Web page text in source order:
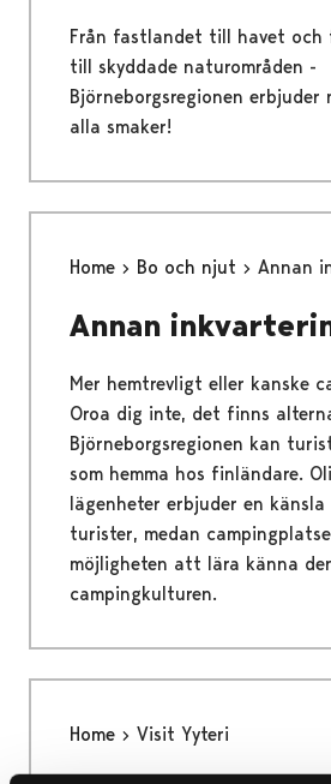
Från fastlandet till havet och
till skyddade naturområden -
Björneborgsregionen
alla smaker!
Home Bo och njut Annan
Annan
Mer hemtrevligt eller kanske
Oroa dig inte, det finns
Björneborgsregionen kan
som hemma hos finländare.
lägenheter erbjuder en
turister, medan
möjligheten att lära känna
campingkulturen.
Home Visit Yyteri